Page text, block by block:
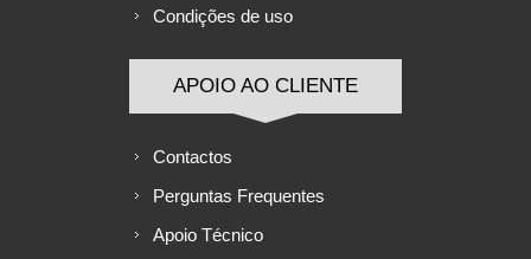
Condições de uso
APOIO AO CLIENTE
Contactos
Perguntas Frequentes
Apoio Técnico